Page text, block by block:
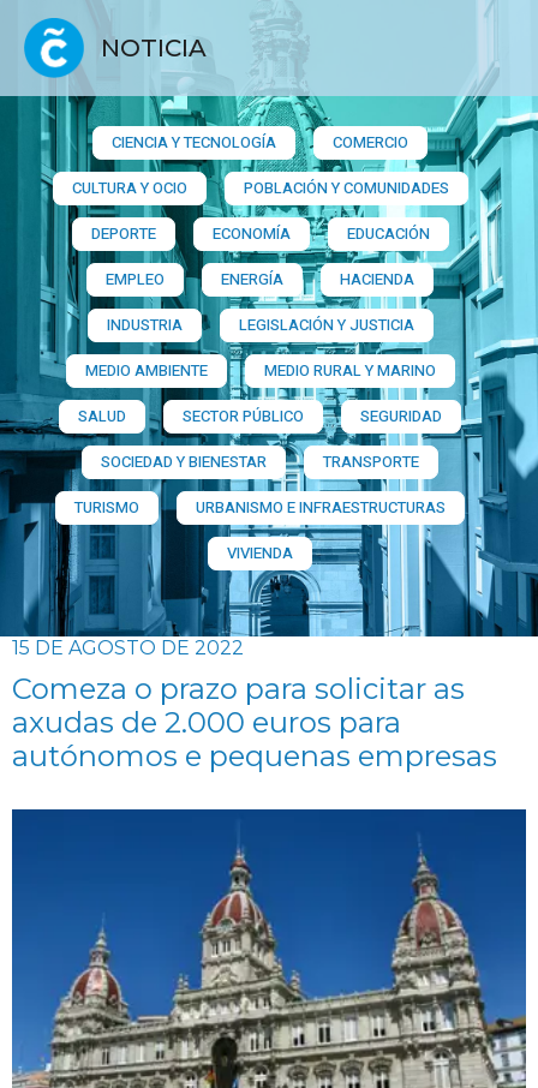
NOTICIA
CIENCIA Y TECNOLOGÍA
COMERCIO
CULTURA Y OCIO
POBLACIÓN Y COMUNIDADES
DEPORTE
ECONOMÍA
EDUCACIÓN
EMPLEO
ENERGÍA
HACIENDA
INDUSTRIA
LEGISLACIÓN Y JUSTICIA
MEDIO AMBIENTE
MEDIO RURAL Y MARINO
SALUD
SECTOR PÚBLICO
SEGURIDAD
SOCIEDAD Y BIENESTAR
TRANSPORTE
TURISMO
URBANISMO E INFRAESTRUCTURAS
VIVIENDA
15 DE AGOSTO DE 2022
Comeza o prazo para solicitar as
axudas de 2.000 euros para
autónomos e pequenas empresas